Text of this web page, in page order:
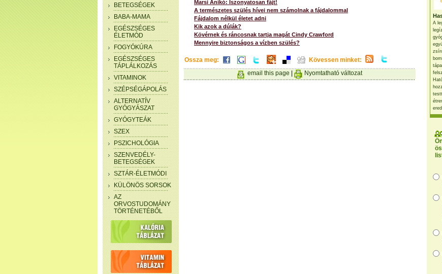
A
BETEGSÉGEK
BABA-MAMA
EGÉSZSÉGES
ÉLETMÓD
FOGYÓKÚRA
EGÉSZSÉGES
TÁPLÁLKOZÁS
VITAMINOK
SZÉPSÉGÁPOLÁS
ALTERNATÍV
GYÓGYÁSZAT
GYÓGYTEÁK
SZEX
PSZICHOLÓGIA
SZENVEDÉLY-
BETEGSÉGEK
SZTÁR-ÉLETMÓDI
KÜLÖNÖS SORSOK
AZ
ORVOSTUDOMÁNY
TÖRTÉNETÉBŐL
Marsi Anikó: Iszonyatosan fájt!
A természetes szülés hívei nem számolnak a fájdalommal
Fájdalom nélkül életet adni
Kik azok a dúlák?
Kövérnek és ráncosnak tartja magát Cindy Crawford
Mennyire biztonságos a vízben szülés?
Ossza meg:
Kövessen minket:
email this page
Nyomtatható változat